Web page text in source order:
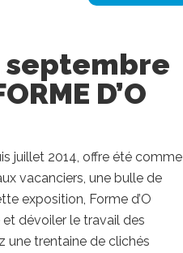
septembre
D’O
juillet 2014, offre été comme
vacanciers, une bulle de
exposition, Forme d’O
dévoiler le travail des
une trentaine de clichés